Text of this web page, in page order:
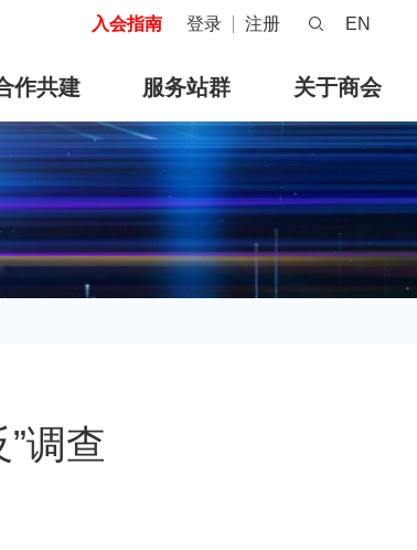
入会指南 登录 注册 EN
作共建 服务站群 关于商会
调查